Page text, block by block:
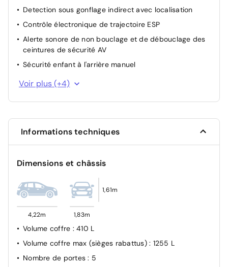
Detection sous gonflage indirect avec localisation
Contrôle électronique de trajectoire ESP
Alerte sonore de non bouclage et de débouclage des
ceintures de sécurité AV
Sécurité enfant à l'arrière manuel
Projecteurs LED
Voir plus (+4)
Informations techniques
Dimensions et châssis
4,22m 1,83m
1,61m
Volume coffre : 410 L
Volume coffre max (sièges rabattus) : 1255 L
Nombre de portes: 5